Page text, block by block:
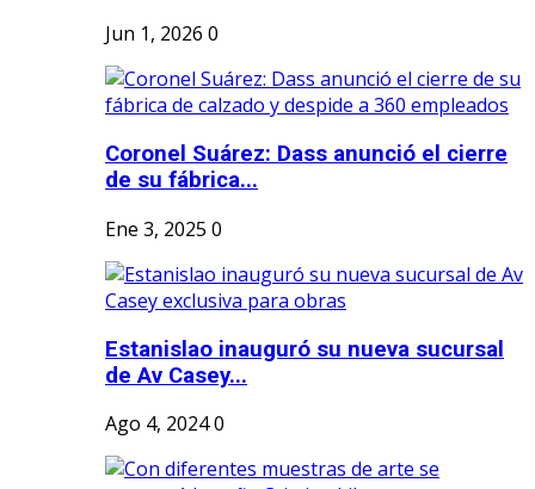
Jun 1, 2026 0
Coronel Suárez: Dass anunció el cierre
de su fábrica...
Ene 3, 2025 0
Estanislao inauguró su nueva sucursal
de Av Casey...
Ago 4, 20240